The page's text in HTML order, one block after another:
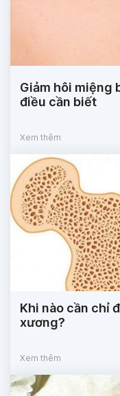
Giảm hôi miệng
điều cần biết
Xem thêm
Khi nào cần chỉ
xương?
Xem thêm